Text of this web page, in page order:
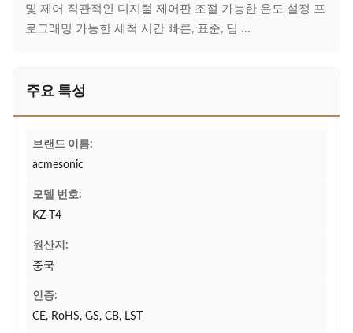
및 제어 직관적인 디지털 제어판 조절 가능한 온도 설정 프
로그래밍 가능한 세척 시간 빠른, 표준, 딥 ...
주요 특성
브랜드 이름:
acmesonic
모델 번호:
KZ-T4
원산지:
중국
인증:
CE, RoHS, GS, CB, LST